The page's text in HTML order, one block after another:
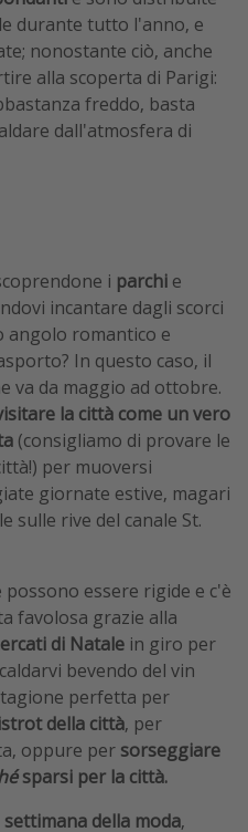
durante tutto l'anno, e
nonostante ciò, anche
alla scoperta di Parigi:
freddo, basta
dall'atmosfera di
i parchi e
incantare dagli scorci
angolo romantico e
In questo caso, il
va da maggio ad ottobre.
la città come un vero
(consigliamo di provare le
per muoversi
giornate estive, magari
sulle rive del canale St.
essere rigide e c'è
favolosa grazie alla
di Natale in giro per
bevendo del vin
perfetta per
della città, per
oppure per sorseggiare
sparsi per la città.
settimana della moda,